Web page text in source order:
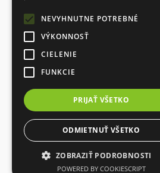
NEVYHNUTNE POTREBNÉ
VÝKONNOSŤ
CIELENIE
FUNKCIE
PRIJAŤ VŠETKO
ODMIETNUŤ VŠETKO
ZOBRAZIŤ PODROBNOSTI
POWERED BY COOKIESCRIPT